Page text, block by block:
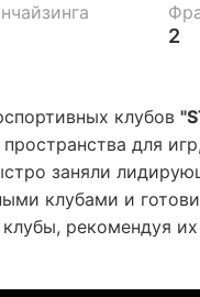
2
клубов
для
заняли
клубами и
рекомендуя